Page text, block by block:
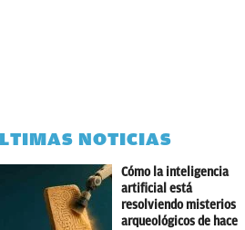
NOTICIAS
Cómo la inteligencia
artificial está
resolviendo misterios
arqueológicos de hace